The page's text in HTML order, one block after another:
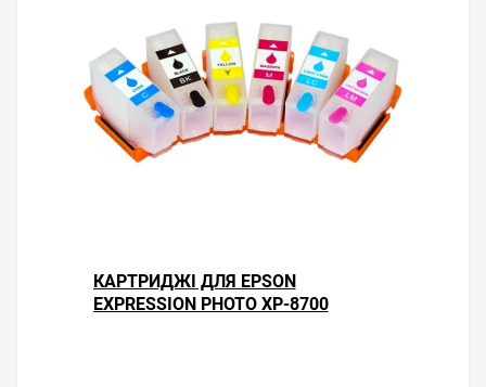
КАРТРИДЖІ ДЛЯ EPSON
EXPRESSION PHOTO XP-8700